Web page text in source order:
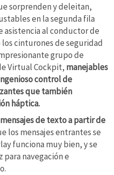
sorprenden y deleitan,
en la segunda fila
al conductor de
cinturones de seguridad
grupo de
Virtual Cockpit, manejables
control de
que también
háptica.
de texto a partir de
los mensajes entrantes se
funciona muy bien, y se
para navegación e